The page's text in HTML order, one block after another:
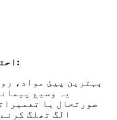
PE احتیاط بیریکیڈ ٹیپ کی تفصیل:
بہترین پیئ مواد،
یہ وسیع
صورتحال یا
الگ تھلگ